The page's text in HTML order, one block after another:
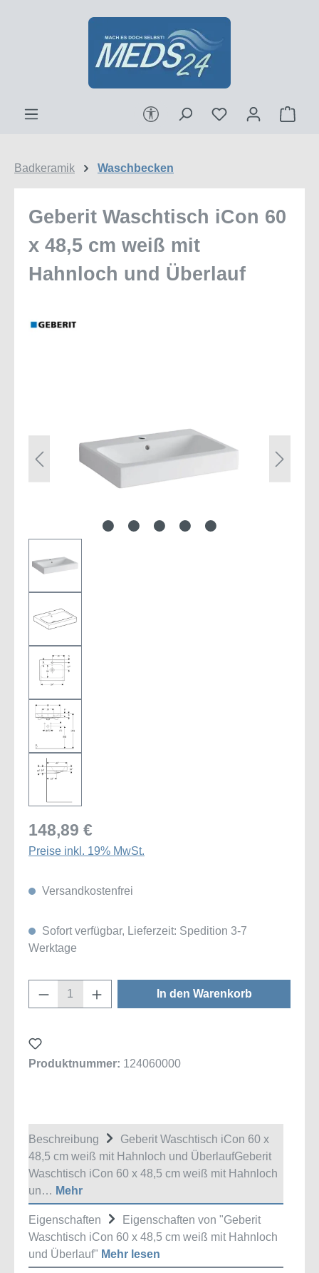
Zum Hauptinhalt springen
Werkzeugleiste anzeigen
Badkeramik Waschbecken
Geberit Waschtisch iCon 60
x 48,5 cm weiß mit
Hahnloch und Überlauf
148,89 €
Preise inkl. 19% MwSt.
Versandkostenfrei
Sofort verfügbar, Lieferzeit: Spedition 3-7
Werktage
Produkt Anzahl: Gib den gewünschten
In den Warenkorb
Produktnummer: 124060000
Beschreibung
Geberit Waschtisch iCon 60 x
48,5 cm weiß mit Hahnloch und ÜberlaufGeberit
Waschtisch iCon 60 x 48,5 cm weiß mit Hahnloch
un… Mehr
Eigenschaften
Eigenschaften von "Geberit
Waschtisch iCon 60 x 48,5 cm weiß mit Hahnloch
und Überlauf" Mehr lesen